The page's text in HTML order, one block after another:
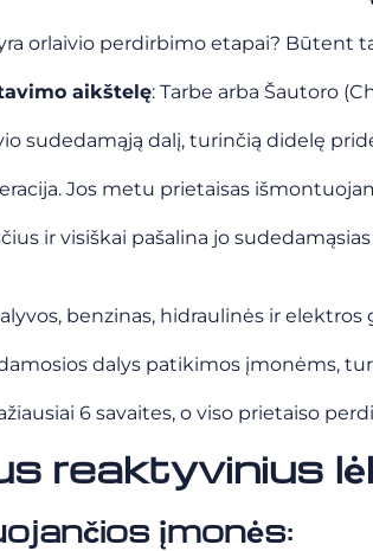
orlaivio perdirbimo etapai? Būtent
aikštelę: Tarbe arba Šautoro
sudedamąją dalį, turinčią didelę
Jos metu prietaisas
ir visiškai pašalina jo
benzinas, hidraulinės ir elektros
dalys patikimos įmonėms,
6 savaites, o viso prietaiso
reaktyvinius
įmonės: